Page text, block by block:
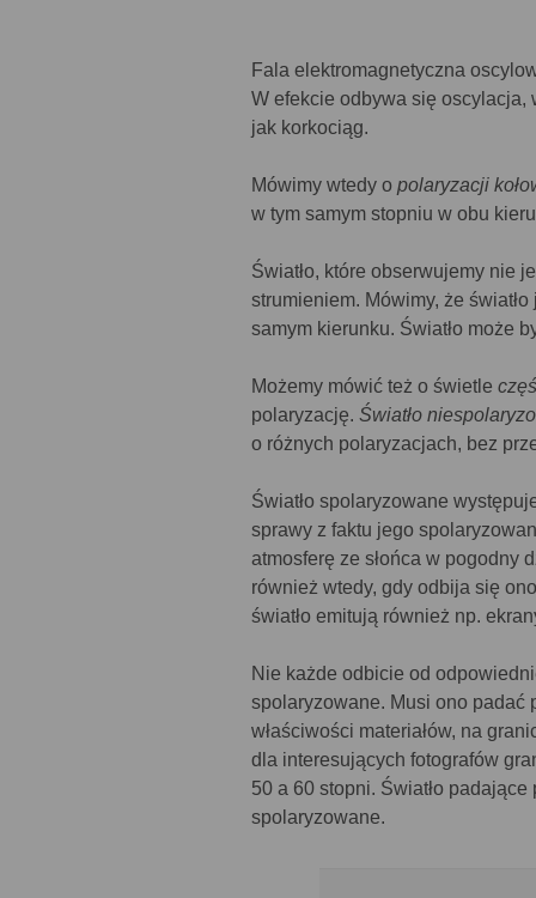
Fala elektromagnetyczna
W efekcie odbywa się oscylacja,
jak korkociąg.
Mówimy wtedy o polaryzacji
w tym samym stopniu w obu
Światło, które obserwujemy nie
strumieniem. Mówimy, że
samym kierunku. Światło może
Możemy mówić też o świetle
polaryzację. Światło
o różnych polaryzacjach, bez
Światło spolaryzowane
sprawy z faktu jego
atmosferę ze słońca w pogodny
również wtedy, gdy odbija się
światło emitują również np.
Nie każde odbicie od
spolaryzowane. Musi ono padać
właściwości materiałów, na
dla interesujących fotografów
50 a 60 stopni. Światło
spolaryzowane.